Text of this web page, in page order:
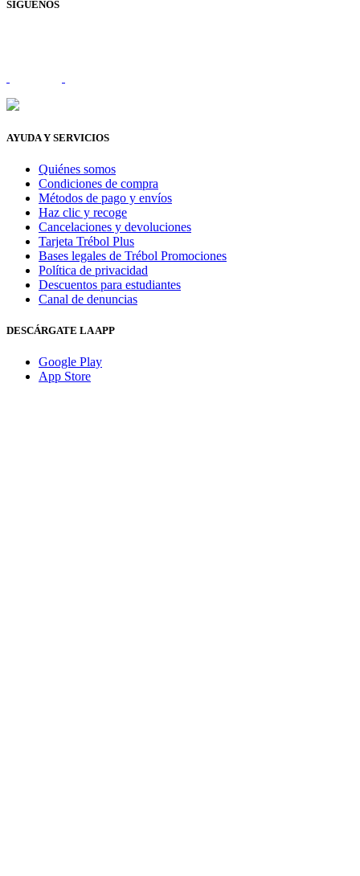
SÍGUENOS
AYUDA Y SERVICIOS
Quiénes somos
Condiciones de compra
Métodos de pago y envíos
Haz clic y recoge
Cancelaciones y devoluciones
Tarjeta Trébol Plus
Bases legales de Trébol Promociones
Política de privacidad
Descuentos para estudiantes
Canal de denuncias
DESCÁRGATE LA APP
Google Play
App Store